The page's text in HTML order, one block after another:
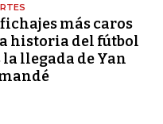
más caros
historia del fútbol
la llegada de Yan